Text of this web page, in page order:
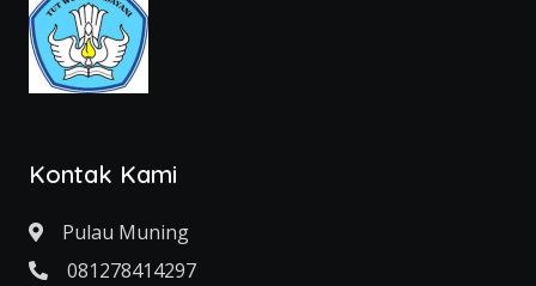
Kontak Kami
Pulau Muning
081278414297